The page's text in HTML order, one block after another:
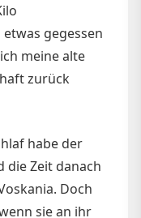
gegessen
meine alte
zurück
habe der
die Zeit danach
Doch
sie an ihr